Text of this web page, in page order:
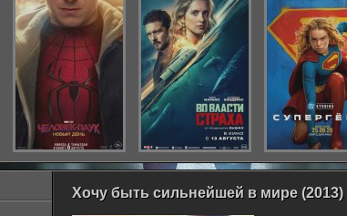
Хочу быть сильнейшей в мире (2013)